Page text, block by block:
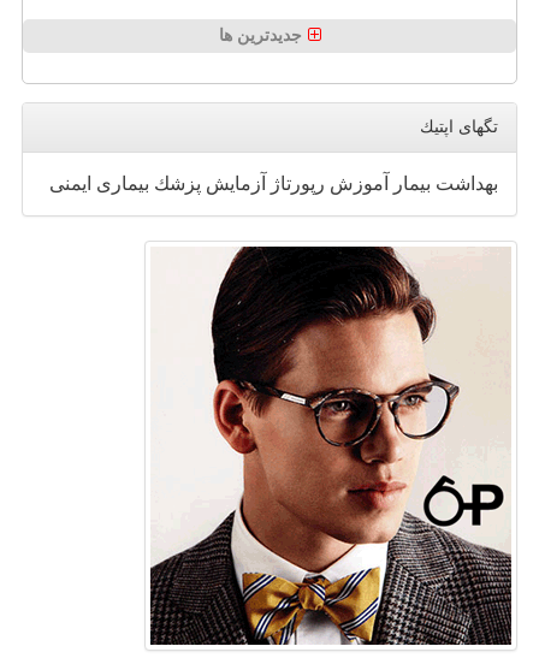
جدیدترین ها
تگهای اپتیك
بهداشت بیمار آموزش رپورتاژ آزمایش پزشك بیماری ایمنی